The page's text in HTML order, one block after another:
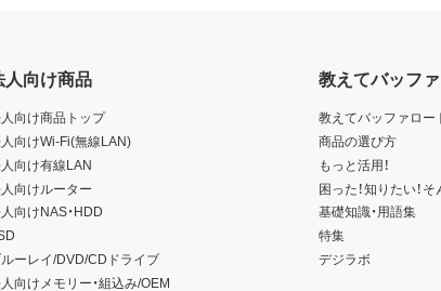
人向け商品
向け商品トップ
向けWi-Fi(無線LAN)
向け有線LAN
向けルーター
向けNAS・HDD
ーレイ/DVD/CDドライブ
向けメモリー・組込み/OEM
教えてバッフ
教えてバッファロー
商品の選び方
もっと活用！
困った！知りたい！
基礎知識・用語集
特集
デジラボ